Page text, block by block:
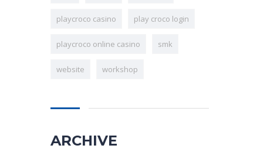
playcroco casino play croco login
playcroco online casino smk
website workshop
ARCHIVE